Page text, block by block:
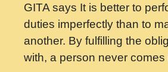
मर गनय न अपरध लडडल शर
ravinandan shastri ji
मेरे मन हरी का ध्यान लगा - भजन
Rishikesh - Swami Gyananand
GITA says It is better to
duties imperfectly than to
another. By fulfilling the
with, a person never comes